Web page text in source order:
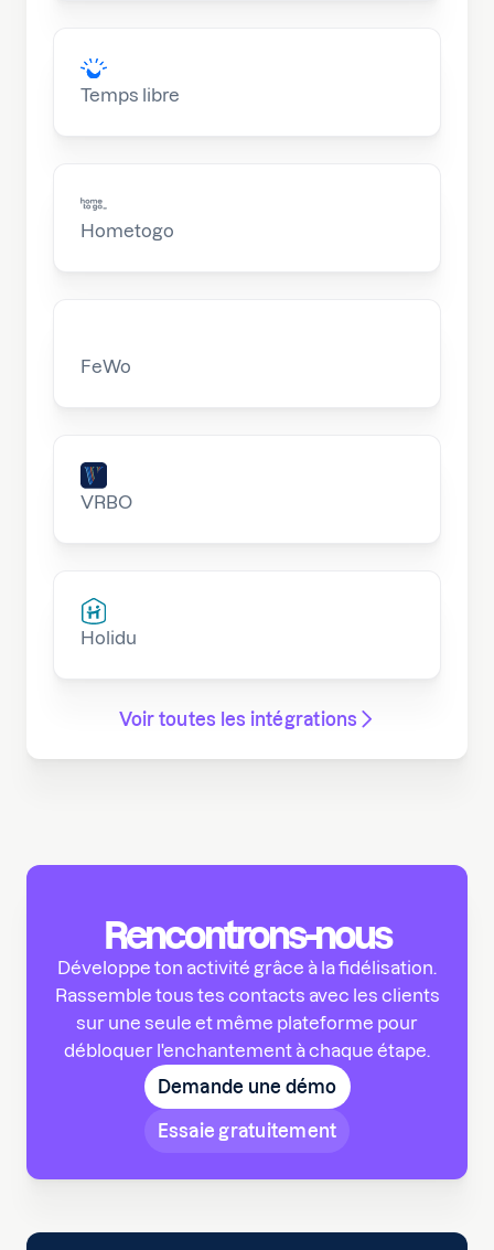
Temps libre
Hometogo
FeWo
VRBO
Holidu
Voir toutes les intégrations
Rencontrons-nous
Développe ton activité grâce à la fidélisation.
Rassemble tous tes contacts avec les clients
sur une seule et même plateforme pour
débloquer l'enchantement à chaque étape.
Demande une démo
Essaie gratuitement